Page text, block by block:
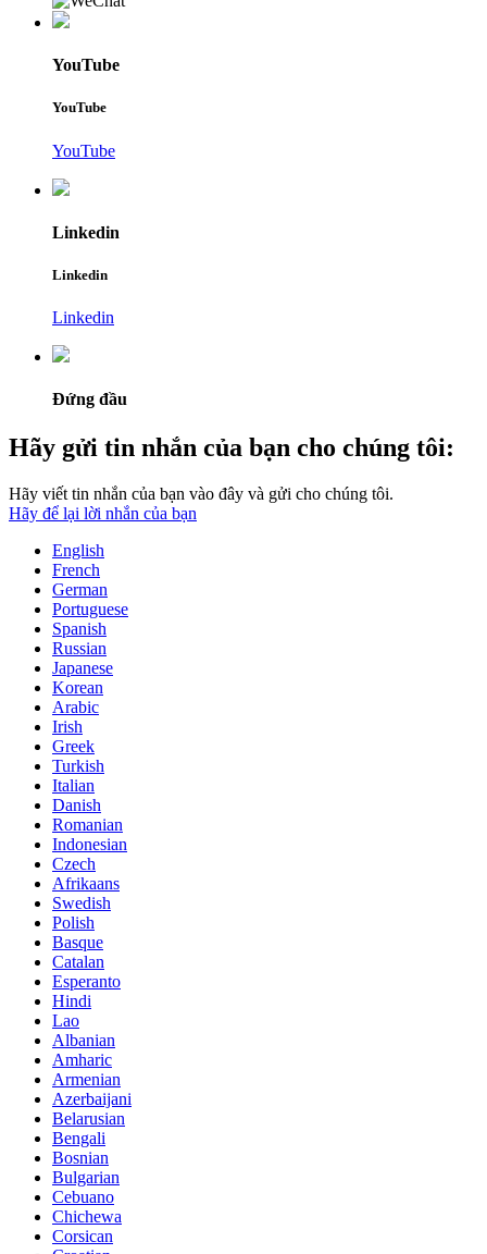
YouTube
YouTube
YouTube
Linkedin
Linkedin
Linkedin
Đứng đầu
Hãy gửi tin nhắn của bạn cho chúng tôi:
Hãy viết tin nhắn của bạn vào đây và gửi cho chúng tôi.
Hãy để lại lời nhắn của bạn
English
French
German
Portuguese
Spanish
Russian
Japanese
Korean
Arabic
Irish
Greek
Turkish
Italian
Danish
Romanian
Indonesian
Czech
Afrikaans
Swedish
Polish
Basque
Catalan
Esperanto
Hindi
Lao
Albanian
Amharic
Armenian
Azerbaijani
Belarusian
Bengali
Bosnian
Bulgarian
Cebuano
Chichewa
Corsican